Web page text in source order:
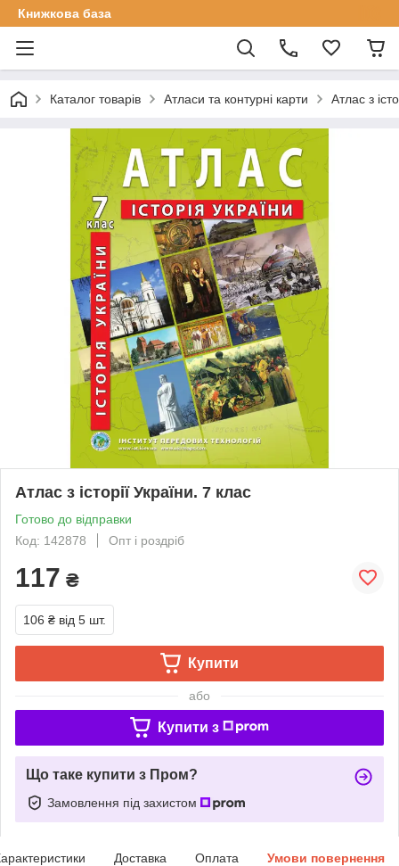
Книжкова база
Каталог товарів Атласи та контурні карти Атлас з
Атлас з історії України. 7 клас
Готово до відправки
Код: 142878
Опт і роздріб
117 ₴
106 ₴ від 5 шт.
Купити
або
Купити з
Що таке купити з Пром?
Замовлення під захистом
Доставка Оплата Умови повернення